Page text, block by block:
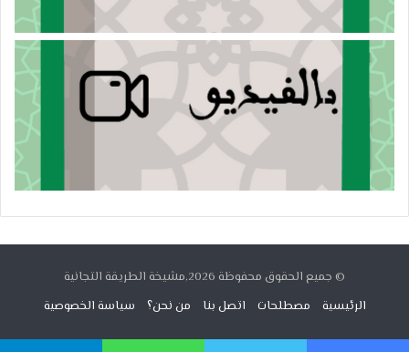
© جميع الحقوق محفوظة 2026,مشيخة الطريقة التجانية
الرئيسية
مصطلحات اتصل بنا من نحن؟ سياسة الخصوصية